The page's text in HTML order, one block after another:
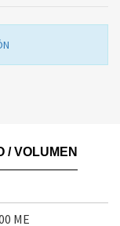
/ VOLUMEN
ME